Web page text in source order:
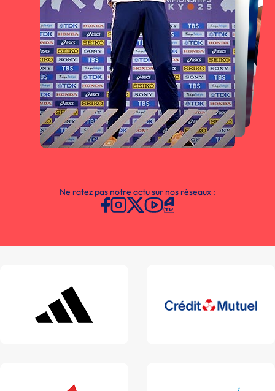
Ne ratez pas notre actu sur nos réseaux :